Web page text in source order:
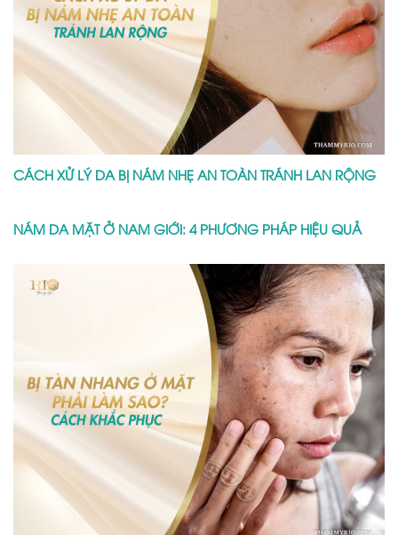
CÁCH XỬ LÝ DA BỊ NÁM NHẸ AN TOÀN TRÁNH LAN RỘNG
NÁM DA MẶT Ở NAM GIỚI: 4 PHƯƠNG PHÁP HIỆU QUẢ